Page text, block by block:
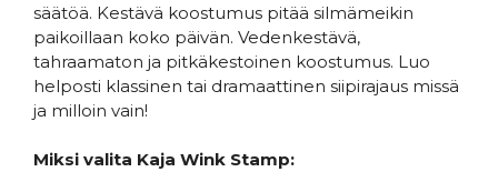
säätöä. Kestävä koostumus pitää silmämeikin
paikoillaan koko päivän. Vedenkestävä,
tahraamaton ja pitkäkestoinen koostumus. Luo
helposti klassinen tai dramaattinen siipirajaus missä
ja milloin vain!
Miksi valita Kaja Wink Stamp: